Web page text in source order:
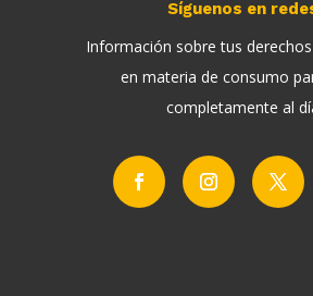
Síguenos en
Información sobre tus
en materia de consumo
completamente al